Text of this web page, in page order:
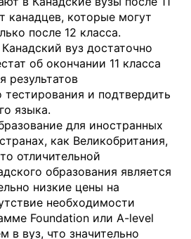
канадцев, которые могут
после 12 класса.
вуз достаточно
об окончании 11 класса
результатов
тестирования и подтвердить
языка.
для иностранных
как Великобритания,
отличительной
образования является
низкие цены на
необходимости
Foundation или A-level
в вуз, что значительно